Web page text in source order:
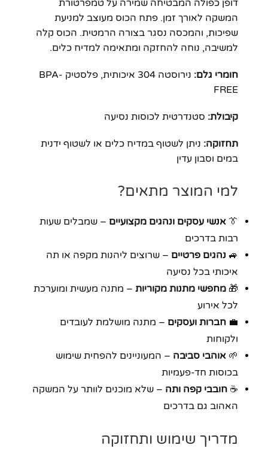
דופן כפולה המבטיחה שמירה על טמפרטורת
המשקה לאורך זמן. פתח הכוס מעוצב למניעת
שפיכות, והמכסה נסגר בצורה הרמטית. הכוס קלה
למשיבה, נוחה להחזקה ומתאימה למדיח כלים.
חומרי גלם:
נירוסטה 304 איכותית, פלסטיק BPA-
FREE
קיבולת: סטנדרטית לכוסות נסיעה
תחזוקה: ניתן לשטוף במדיח כלים או לשטוף ידנית
במים וסבון עדין
למי המוצר מתאים?
👔 אנשי עסקים ונהגים מקצועיים – שמבלים שעות
רבות בדרכים
🚙 נהגים פרטיים – שרוצים ליהנות מקפה או תה
איכותי בכל נסיעה
🎁 מחפשי מתנות מקוריות – מתנה מעשית ומוערכת
לכל אירוע
💼 חברות ועסקים – מתנה מושלמת לעובדים
ולקוחות
🌱 אוהבי סביבה – המעוניינים להפחית שימוש
בכוסות חד-פעמיות
☕ חובבי קפה ותה – שלא מוכנים לוותר על המשקה
האהוב גם בדרכים
מדריך שימוש ותחזוקה